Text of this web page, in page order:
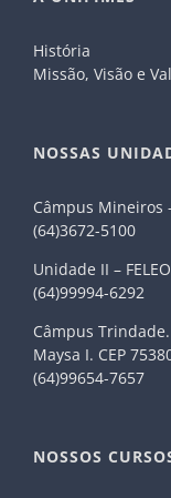
História
Missão, Visão e
NOSSAS
Câmpus Mineiros
(64)3672-5100
Unidade II –
(64)99994-6292
Câmpus
Maysa I. CEP
(64)99654-7657
NOSSOS